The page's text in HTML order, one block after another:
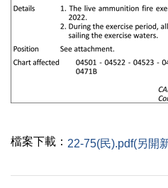
檔案下載： 22-75(民).pdf(另開